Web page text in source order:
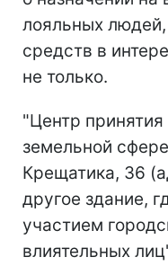
лояльных
средств в
не только.
"Центр
земельной
Крещатика, 36
другое здание,
участием
влиятельных